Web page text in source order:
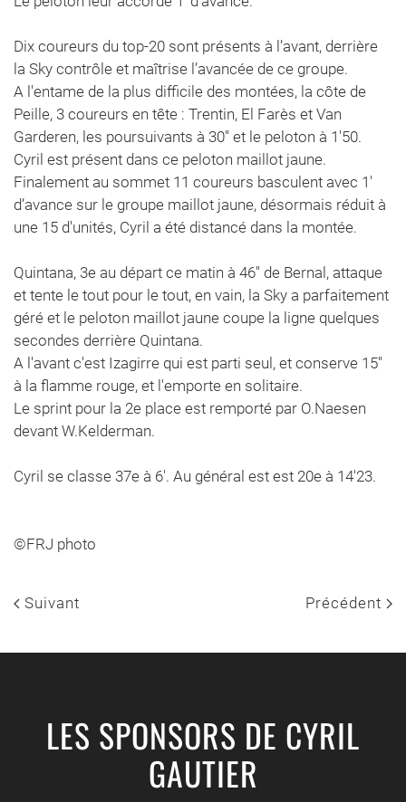
Dix coureurs du top-20 sont présents à l’avant, derrière
la Sky contrôle et maîtrise l’avancée de ce groupe.
A l'entame de la plus difficile des montées, la côte de
Peille, 3 coureurs en tête : Trentin, El Farès et Van
Garderen, les poursuivants à 30'' et le peloton à 1'50.
Cyril est présent dans ce peloton maillot jaune.
Finalement au sommet 11 coureurs basculent avec 1'
d’avance sur le groupe maillot jaune, désormais réduit à
une 15 d'unités, Cyril a été distancé dans la montée.
Quintana, 3e au départ ce matin à 46'' de Bernal, attaque
et tente le tout pour le tout, en vain, la Sky a parfaitement
géré et le peloton maillot jaune coupe la ligne quelques
secondes derrière Quintana.
A l'avant c'est Izagirre qui est parti seul, et conserve 15''
à la flamme rouge, et l'emporte en solitaire.
Le sprint pour la 2e place est remporté par O.Naesen
devant W.Kelderman.
Cyril se classe 37e à 6'. Au général est est 20e à 14'23.
©FRJ photo
Suivant Précédent
LES SPONSORS DE CYRIL
GAUTIER